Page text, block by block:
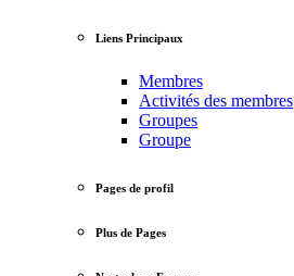
Liens Principaux
Membres
Activités des membres
Groupes
Groupe
Pages de profil
Plus de Pages